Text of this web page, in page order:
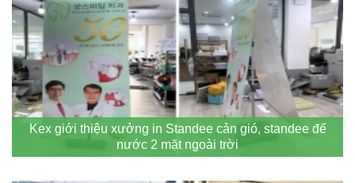
Kex giới thiệu xưởng in Standee cản gió, standee đế
nước 2 mặt ngoài trời